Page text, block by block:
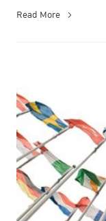
Read More